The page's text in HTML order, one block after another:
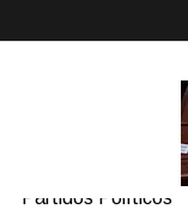
Partidos Políticos